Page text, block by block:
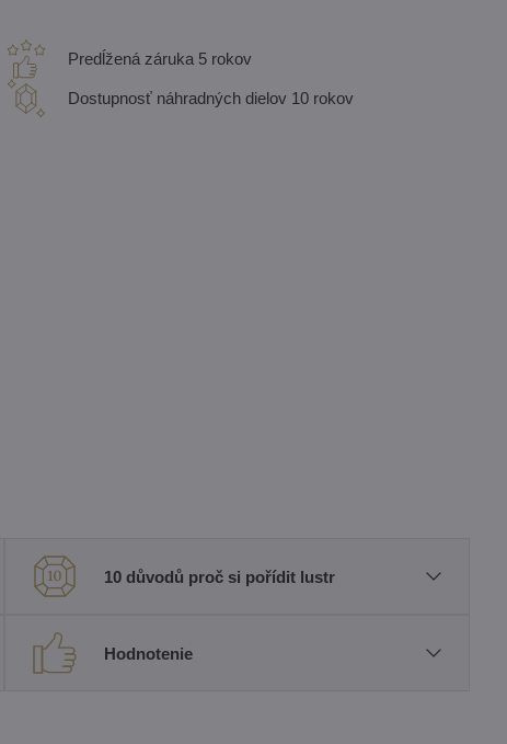
Predĺžená záruka 5 rokov
Dostupnosť náhradných dielov 10 rokov
10 důvodů proč si pořídit lustr
Hodnotenie